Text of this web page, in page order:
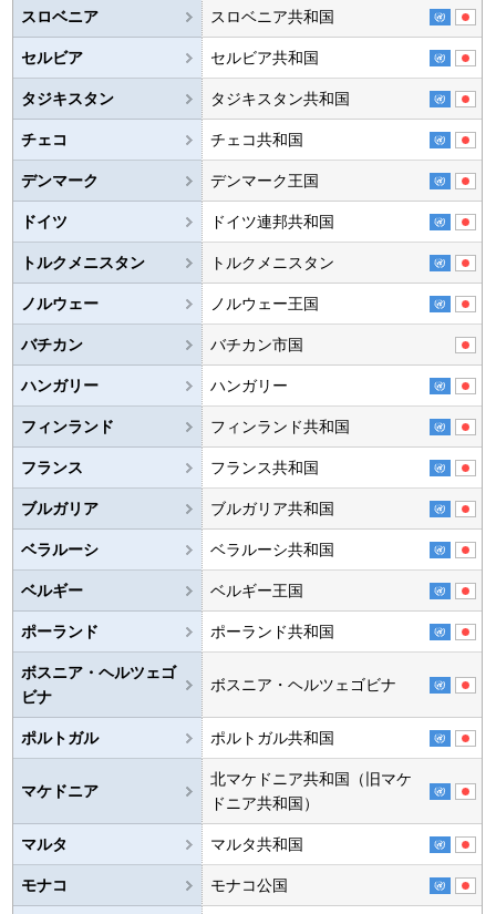
スロベニア スロベニア共和国
セルビア セルビア共和国
タジキスタン タジキスタン共和国
チェコ チェコ共和国
デンマーク デンマーク王国
ドイツ ドイツ連邦共和国
トルクメニスタン トルクメニスタン
ノルウェー ノルウェー王国
バチカン バチカン市国
ハンガリー ハンガリー
フィンランド フィンランド共和国
フランス フランス共和国
ブルガリア ブルガリア共和国
ベラルーシ ベラルーシ共和国
ベルギー ベルギー王国
ポーランド ポーランド共和国
ボスニア・ヘルツェゴ
ビナ
ボスニア・ヘルツェゴビナ
ポルトガル ポルトガル共和国
マケドニア
北マケドニア共和国（旧マケ
ドニア共和国）
マルタ マルタ共和国
モナコ モナコ公国